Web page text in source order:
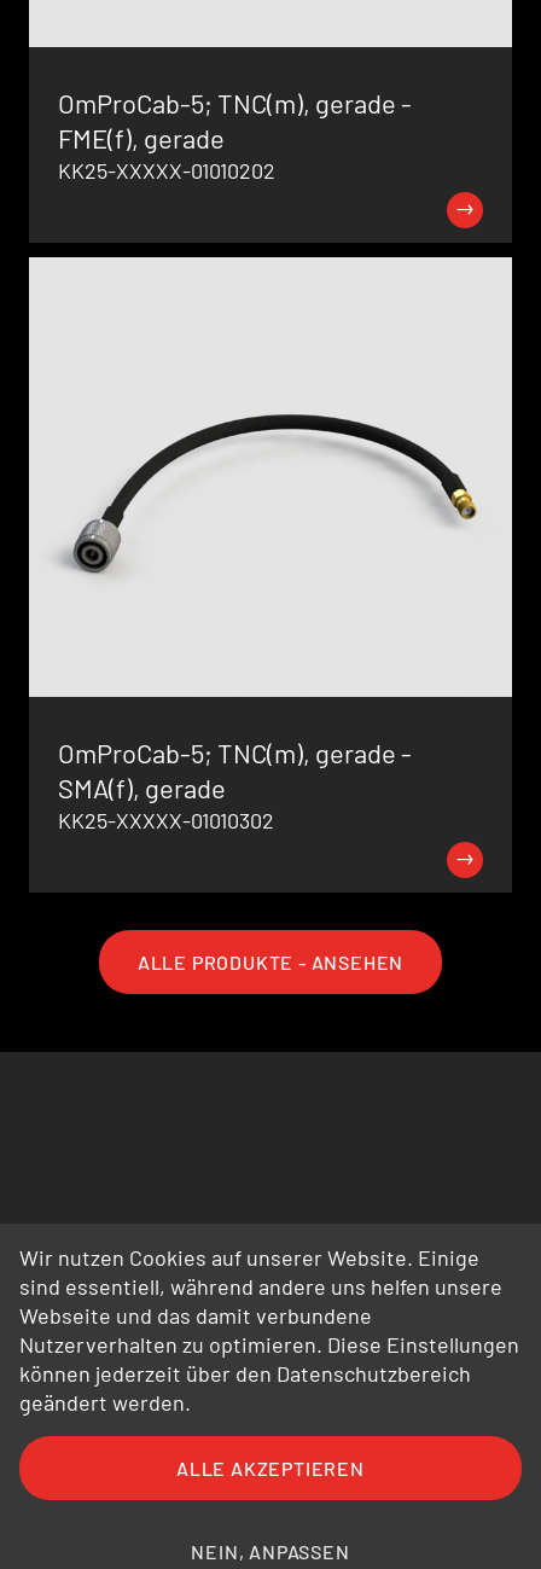
OmProCab-5; TNC(m), gerade -
FME(f), gerade
KK25-XXXXX-01010202
OmProCab-5; TNC(m), gerade -
SMA(f), gerade
KK25-XXXXX-01010302
ALLE PRODUKTE - ANSEHEN
FAQ AGB AEB Datenschutz Impressum
Wir nutzen Cookies auf unserer Website. Einige
sind essentiell, während andere uns helfen unsere
Webseite und das damit verbundene
Nutzerverhalten zu optimieren. Diese Einstellungen
können jederzeit über den Datenschutzbereich
geändert werden.
ALLE AKZEPTIEREN
NEIN, ANPASSEN